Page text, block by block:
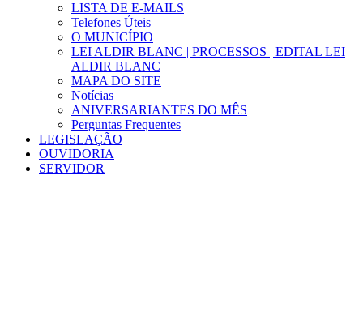
LISTA DE E-MAILS
Telefones Úteis
O MUNICÍPIO
LEI ALDIR BLANC | PROCESSOS | EDITAL LEI
ALDIR BLANC
MAPA DO SITE
Notícias
ANIVERSARIANTES DO MÊS
Perguntas Frequentes
LEGISLAÇÃO
OUVIDORIA
SERVIDOR